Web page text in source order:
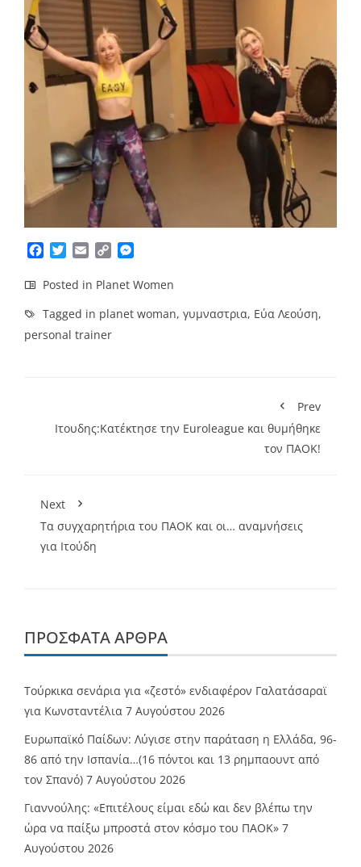
Facebook
TwitterEmailCopy
Posted in Planet Women
Tagged in planet woman, γυμναστρια, Εύα Λεούση,
personal trainer
Prev
Ιτουδης:Κατέκτησε την Euroleague και θυμήθηκε
τον ΠΑΟΚ!
Next
Τα συγχαρητήρια του ΠΑΟΚ και οι… αναμνήσεις
για Ιτούδη
ΠΡΌΣΦΑΤΑ ΆΡΘΡΑ
Τούρκικα σενάρια για «ζεστό» ενδιαφέρον Γαλατάσαραϊ
για Κωνσταντέλια 7 Αυγούστου 2026
Ευρωπαϊκό Παίδων: Λύγισε στην παράταση η Ελλάδα, 96-
86 από την Ισπανία…(16 πόντοι και 13 ρημπαουντ από
τον Σπανό) 7 Αυγούστου 2026
Γιαννούλης: «Επιτέλους είμαι εδώ και δεν βλέπω την
ώρα να παίξω μπροστά στον κόσμο του ΠΑΟΚ» 7
Αυγούστου 2026